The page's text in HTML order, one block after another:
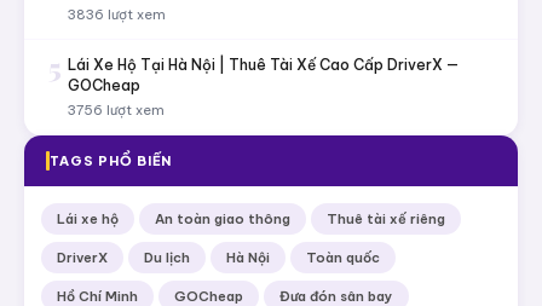
3836 lượt xem
5 Lái Xe Hộ Tại Hà Nội | Thuê Tài Xế Cao Cấp DriverX —
GOCheap
3756 lượt xem
TAGS PHỔ BIẾN
Lái xe hộ An toàn giao thông Thuê tài xế riêng
DriverX Du lịch Hà Nội Toàn quốc
Hồ Chí Minh GOCheap Đưa đón sân bay